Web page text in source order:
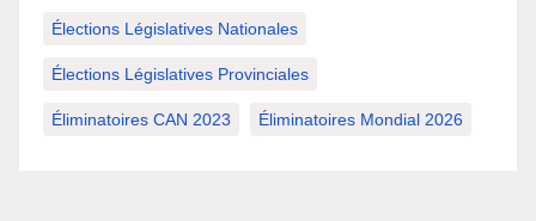
Élections Législatives Nationales
Élections Législatives Provinciales
Éliminatoires CAN 2023 Éliminatoires Mondial 2026